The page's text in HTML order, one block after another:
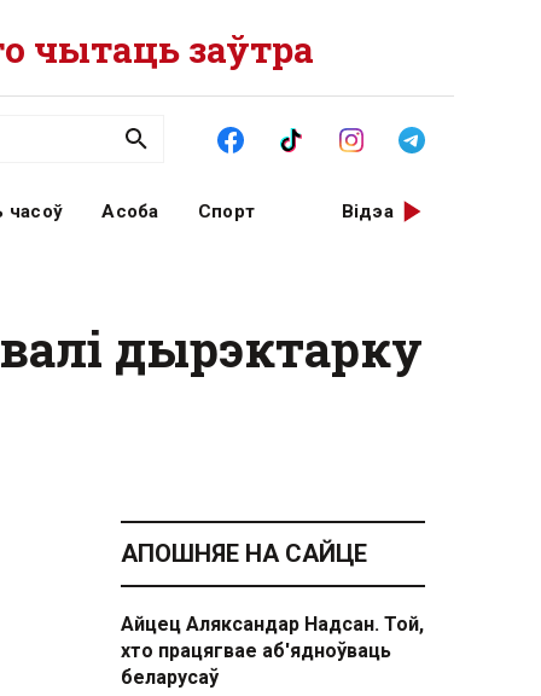
чытаць заўтра
часоў Асоба Спорт Відэа
дырэктарку
АПОШНЯЕ НА САЙЦЕ
Айцец Аляксандар Надсан. Той,
хто працягвае аб'ядноўваць
беларусаў